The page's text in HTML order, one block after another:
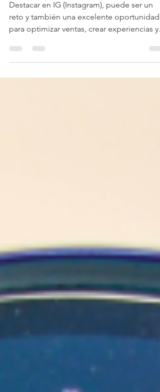
Tips sencillos para
destacar en IG
Destacar en IG (Instagram), puede ser un
reto y también una excelente oportunidad